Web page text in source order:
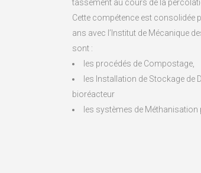
tassement au cours de la
Cette compétence est consolidée
ans avec l’Institut de Mécanique
sont :
les procédés de Compostage,
les Installation de Stockage
bioréacteur
les systèmes de